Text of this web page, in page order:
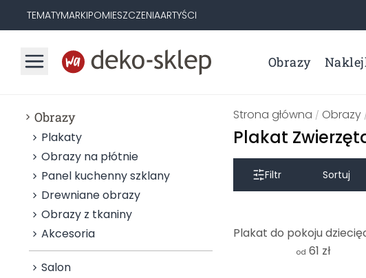
TEMATYMARKIPOMIESZCZENIAARTYŚCI
Obrazy
Obrazy
Plakaty
Obrazy na płótnie
Panel kuchenny szklany
Drewniane obrazy
Obrazy z tkaniny
Akcesoria
Salon
Strona główna / Obrazy
Plakat
Filtr
od 61 zł